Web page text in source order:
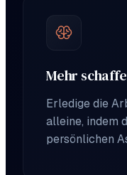
Mehr
Erledige die
alleine, indem
persönlichen